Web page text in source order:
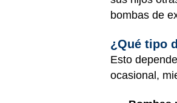
bombas de
¿Qué tipo
Esto
ocasional,